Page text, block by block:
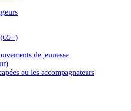
(65+)
de jeunesse
ou les accompagnateurs